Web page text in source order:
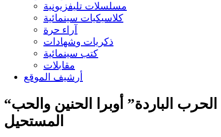
مسلسلات تليفزيونية
كلاسيكيات سينمائية
آراء حرة
ذكريات وشهادات
كتب سينمائية
مقابلات
أرشيف الموقع
“الحرب الباردة” أوبرا الحنين والحب
المستحيل